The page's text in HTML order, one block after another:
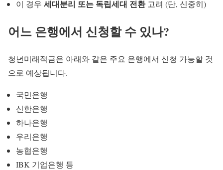
이 경우 세대분리 또는 독립세대 전환고려 (단, 신중히)
어느 은행에서 신청할 수 있나?
청년미래적금은 아래와 같은 주요 은행에서 신청 가능할 것
으로 예상됩니다.
국민은행
신한은행
하나은행
우리은행
농협은행
IBK 기업은행 등